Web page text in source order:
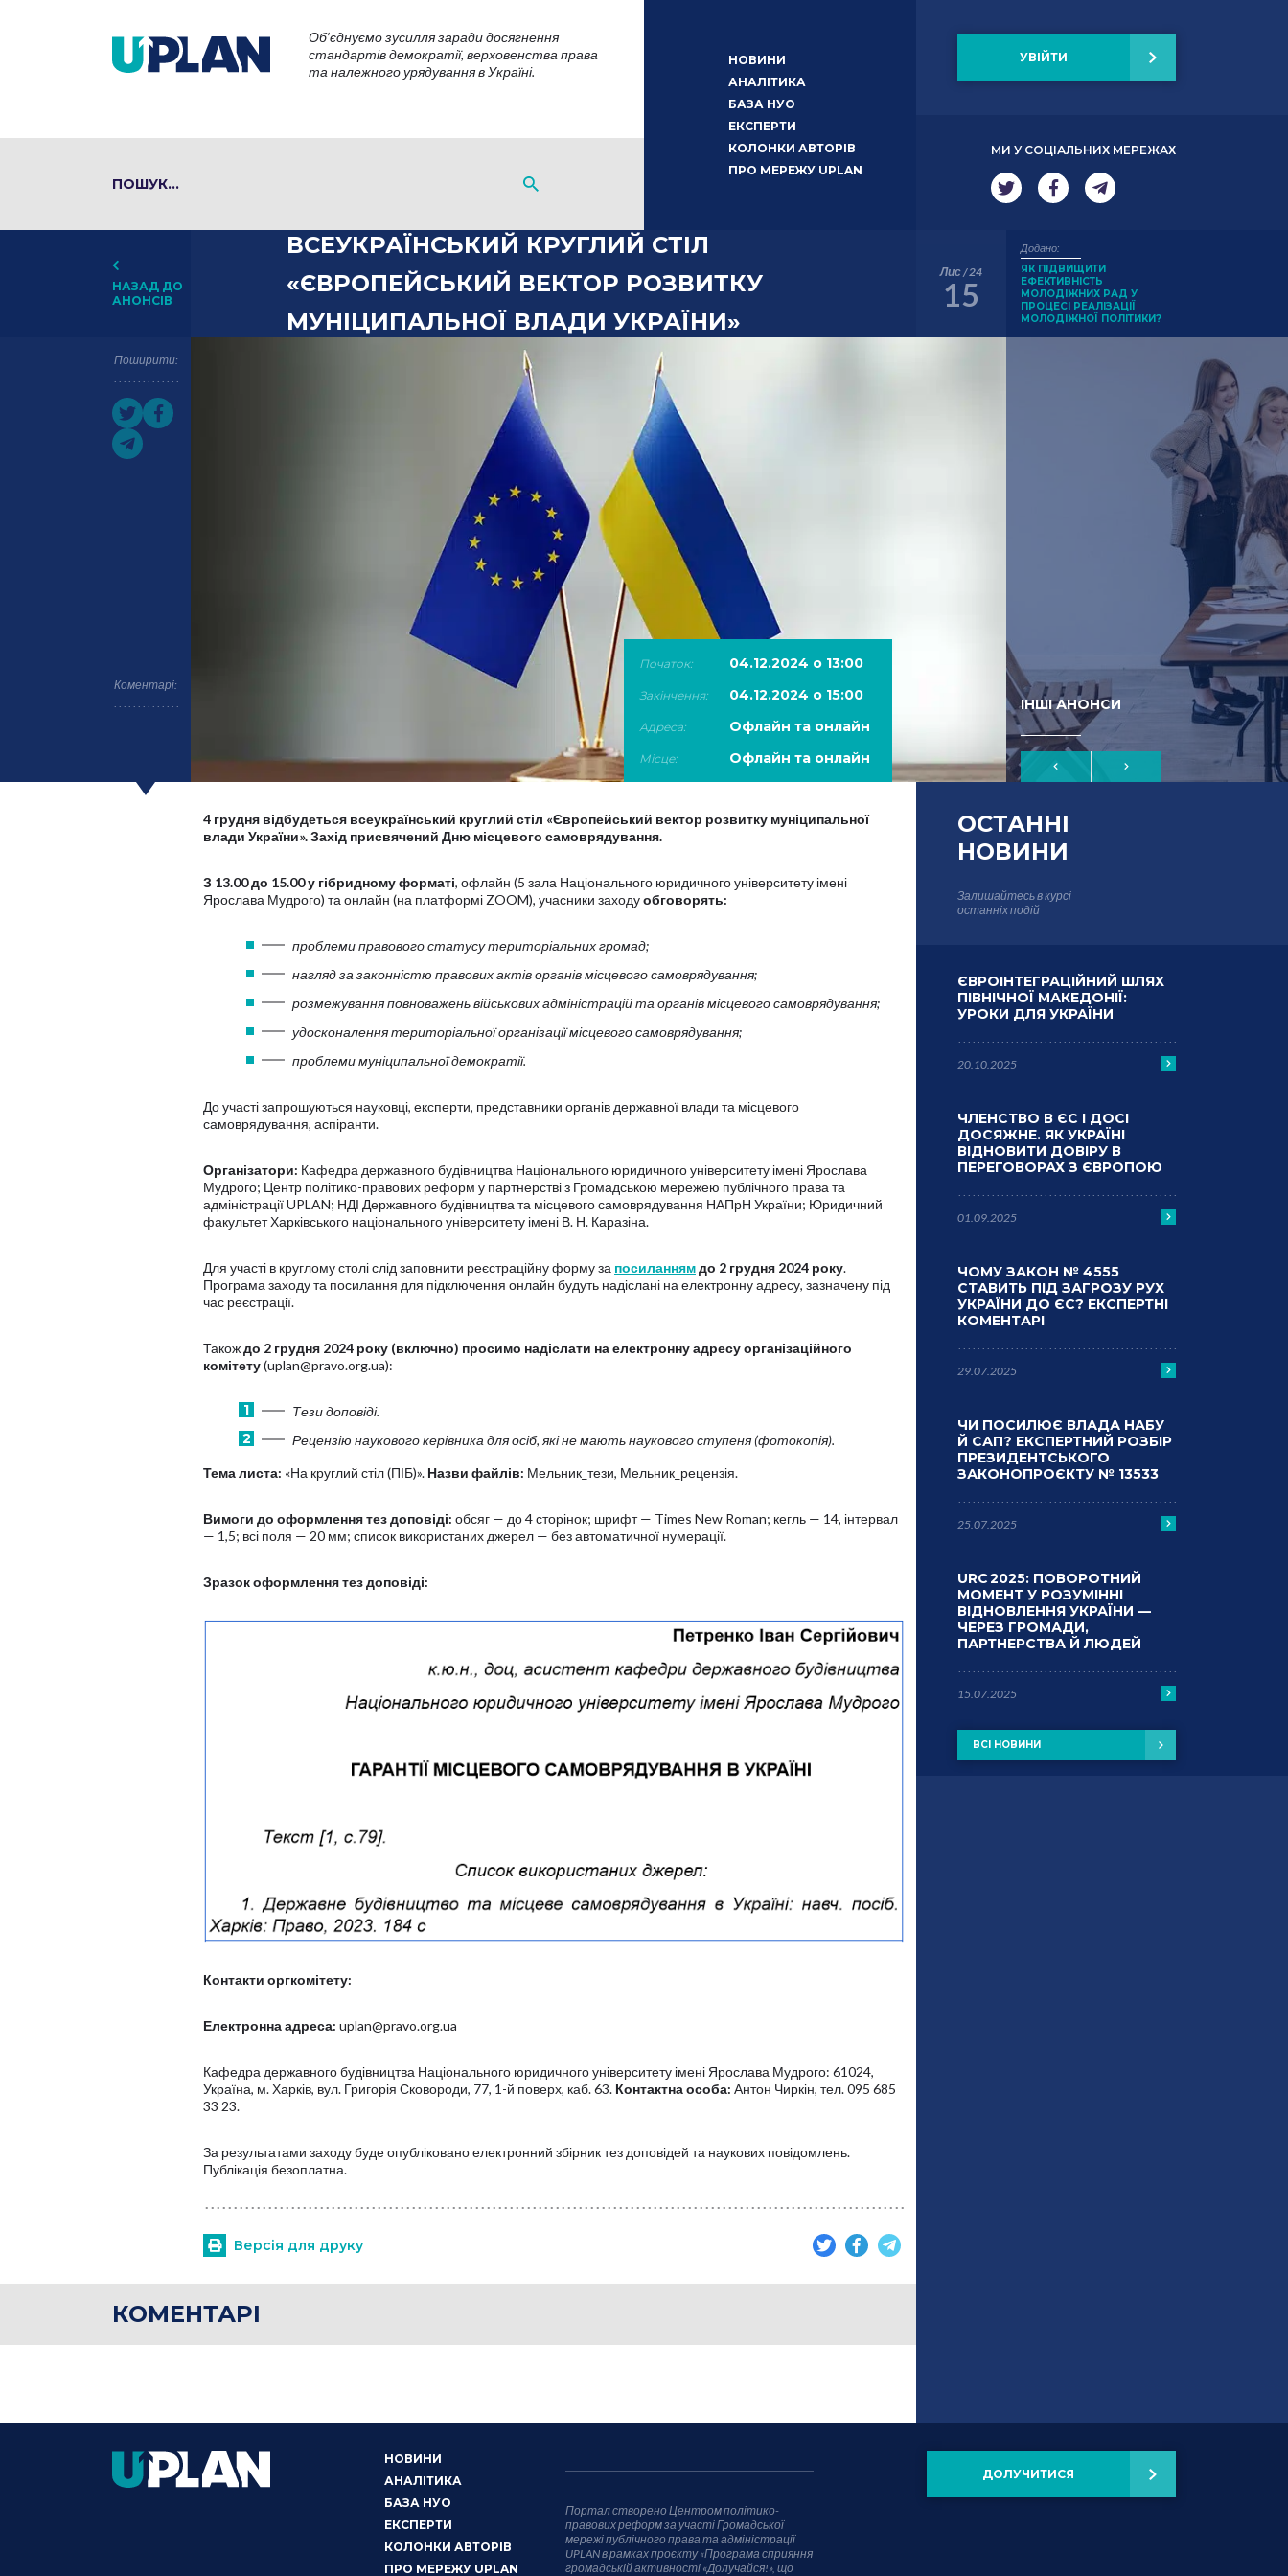
Об’єднуємо зусилля заради досягнення
стандартів демократії, верховенства права
та належного урядування в Україні.
НОВИНИ
АНАЛІТИКА
БАЗА НУО
ЕКСПЕРТИ
КОЛОНКИ АВТОРІВ
ПРО МЕРЕЖУ UPLAN
УВІЙТИ
МИ У СОЦІАЛЬНИХ МЕРЕЖАХ
НАЗАД ДО
АНОНСІВ
Поширити:
Коментарі:
ВСЕУКРАЇНСЬКИЙ КРУГЛИЙ СТІЛ
«ЄВРОПЕЙСЬКИЙ ВЕКТОР РОЗВИТКУ
МУНІЦИПАЛЬНОЇ ВЛАДИ УКРАЇНИ»
Лис / 24
15
Початок: 04.12.2024 о 13:00
Закінчення: 04.12.2024 о 15:00
Адреса: Офлайн та онлайн
Місце: Офлайн та онлайн
Додано:
ЯК ПІДВИЩИТИ
ЕФЕКТИВНІСТЬ
МОЛОДІЖНИХ РАД У
ПРОЦЕСІ РЕАЛІЗАЦІЇ
МОЛОДІЖНОЇ ПОЛІТИКИ?
ІНШІ АНОНСИ
4 грудня відбудеться всеукраїнський круглий стіл «Європейський вектор розвитку муніципальної
влади України». Захід присвячений Дню місцевого самоврядування.
З 13.00 до 15.00у гібридному форматі, офлайн (5 зала Національного юридичного університету імені
Ярослава Мудрого) та онлайн (на платформі ZOOM), учасники заходуобговорять:
проблеми правового статусу територіальних громад;
нагляд за законністю правових актів органів місцевого самоврядування;
розмежування повноважень військових адміністрацій та органів місцевого самоврядування;
удосконалення територіальної організації місцевого самоврядування;
проблеми муніципальної демократії.
До участі запрошуються науковці, експерти, представники органів державної влади та місцевого
самоврядування, аспіранти.
Організатори: Кафедра державного будівництва Національного юридичного університету імені Ярослава
Мудрого; Центр політико-правових реформ у партнерстві з Громадською мережею публічного права та
адміністрації UPLAN; НДІ Державного будівництва та місцевого самоврядування НАПрН України; Юридичний
факультет Харківського національного університету імені В. Н. Каразіна.
Для участі в круглому столі слід заповнити реєстраційну форму за посиланнямдо 2 грудня 2024 року.
Програма заходу та посилання для підключення онлайн будуть надіслані на електронну адресу, зазначену під
час реєстрації.
Такождо 2 грудня 2024 року (включно) просимо надіслати на електронну адресу організаційного
комітету(uplan@pravo.org.ua):
Тези доповіді.
Рецензію наукового керівника для осіб, які не мають наукового ступеня (фотокопія).
Тема листа: «На круглий стіл (ПІБ)». Назви файлів: Мельник_тези, Мельник_рецензія.
Вимоги до оформлення тез доповіді: обсяг — до 4 сторінок; шрифт — Times New Roman; кегль — 14, інтервал
— 1,5; всі поля — 20 мм; список використаних джерел — без автоматичної нумерації.
Зразок оформлення тез доповіді:
Контакти оргкомітету:
Електронна адреса: uplan@pravo.org.ua
Кафедра державного будівництва Національного юридичного університету імені Ярослава Мудрого: 61024,
Україна, м. Харків, вул. Григорія Сковороди, 77, 1-й поверх, каб. 63. Контактна особа: Антон Чиркін, тел. 095 685
33 23.
За результатами заходу буде опубліковано електронний збірник тез доповідей та наукових повідомлень.
Публікація безоплатна.
Версія для друку
КОМЕНТАРІ
ОСТАННІ
НОВИНИ
Залишайтесь в курсі
останніх подій
ЄВРОІНТЕГРАЦІЙНИЙ ШЛЯХ
ПІВНІЧНОЇ МАКЕДОНІЇ:
УРОКИ ДЛЯ УКРАЇНИ
20.10.2025
ЧЛЕНСТВО В ЄС І ДОСІ
ДОСЯЖНЕ. ЯК УКРАЇНІ
ВІДНОВИТИ ДОВІРУ В
ПЕРЕГОВОРАХ З ЄВРОПОЮ
01.09.2025
ЧОМУ ЗАКОН № 4555
СТАВИТЬ ПІД ЗАГРОЗУ РУХ
УКРАЇНИ ДО ЄС? ЕКСПЕРТНІ
КОМЕНТАРІ
29.07.2025
ЧИ ПОСИЛЮЄ ВЛАДА НАБУ
Й САП? ЕКСПЕРТНИЙ РОЗБІР
ПРЕЗИДЕНТСЬКОГО
ЗАКОНОПРОЄКТУ № 13533
25.07.2025
URC 2025: ПОВОРОТНИЙ
МОМЕНТ У РОЗУМІННІ
ВІДНОВЛЕННЯ УКРАЇНИ —
ЧЕРЕЗ ГРОМАДИ,
ПАРТНЕРСТВА Й ЛЮДЕЙ
15.07.2025
ВСІ НОВИНИ
НОВИНИ
АНАЛІТИКА
БАЗА НУО
ЕКСПЕРТИ
КОЛОНКИ АВТОРІВ
ПРО МЕРЕЖУ UPLAN
Портал створено Центром політико-
правових реформ за участі Громадської
мережі публічного права та адміністрації
UPLAN в рамках проєкту «Програма сприяння
громадській активності «Долучайся!», що
ДОЛУЧИТИСЯ